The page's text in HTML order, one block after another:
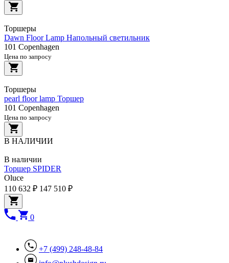
Торшеры
Dawn Floor Lamp Напольный светильник
101 Copenhagen
Цена по запросу
Торшеры
pearl floor lamp Торшер
101 Copenhagen
Цена по запросу
В НАЛИЧИИ
В наличии
Торшер SPIDER
Oluce
110 632 ₽ 147 510 ₽
0
+7 (499) 248-48-84